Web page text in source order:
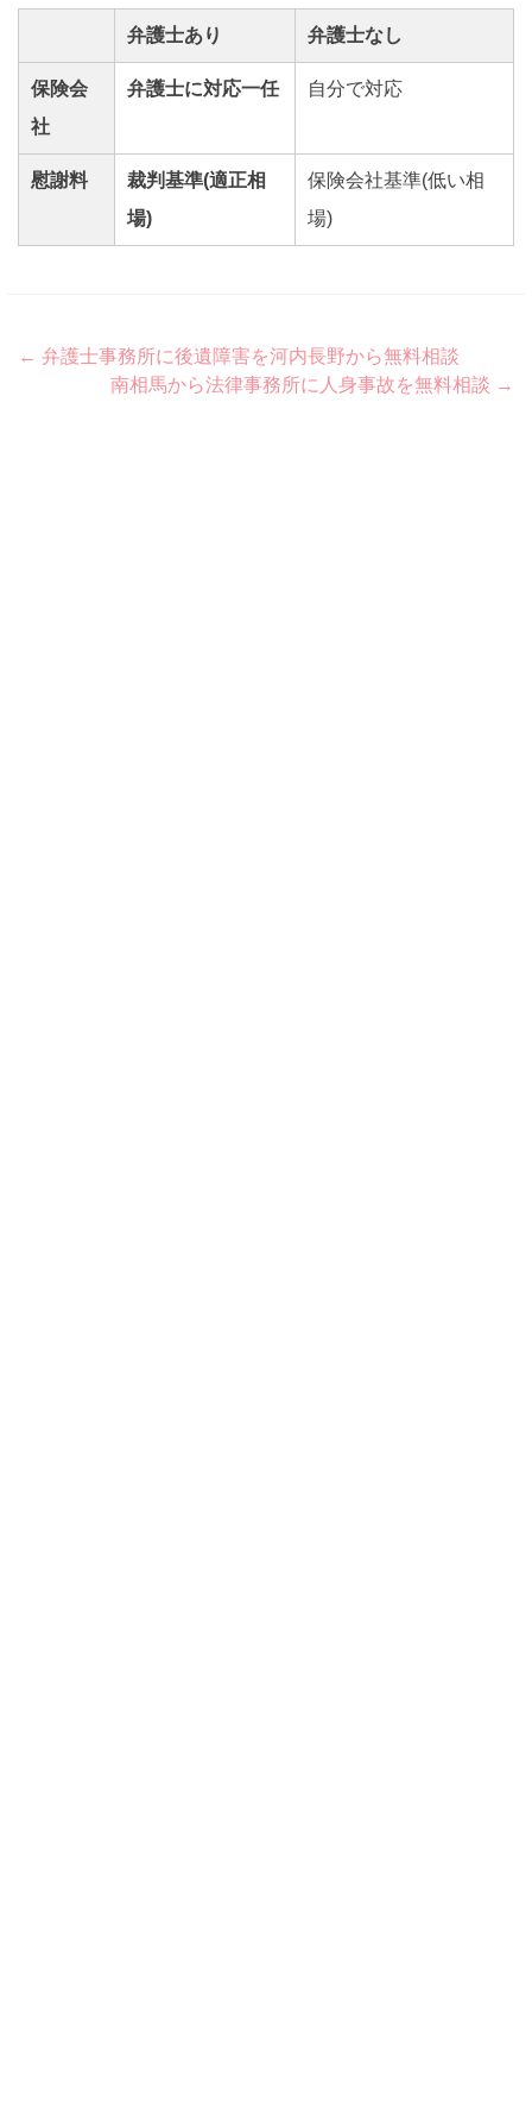
弁護士あり 弁護士なし
保険会
社
弁護士に対応一任 自分で対応
慰謝料
裁判基準(適正相
場)
保険会社基準(低い相
場)
Post
navigation
← 弁護士事務所に後遺障害を河内長野から無料相談
南相馬から法律事務所に人身事故を無料相談 →